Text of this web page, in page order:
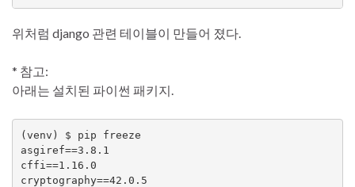
위처럼 django 관련 테이블이 만들어 졌다.
* 참고:
아래는 설치된 파이썬 패키지.
(venv) $ pip freeze
asgiref==3.8.1
cffi==1.16.0
cryptography==42.0.5